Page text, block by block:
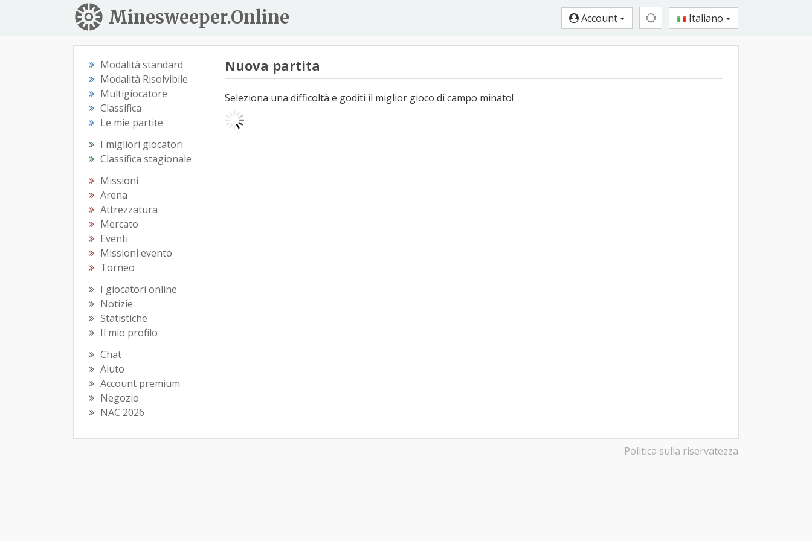
Minesweeper.Online Account Italiano
Modalità standard
Modalità Risolvibile
Multigiocatore
Classifica
Le mie partite
I migliori giocatori
Classifica stagionale
Missioni
Arena
Attrezzatura
Mercato
Eventi
Missioni evento
Torneo
I giocatori online
Notizie
Statistiche
Il mio profilo
Chat
Aiuto
Account premium
Negozio
NAC 2026
Nuova partita
Seleziona una difficoltà e goditi il miglior gioco di campo minato!
Politica sulla riservatezza